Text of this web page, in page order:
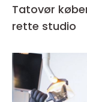
Tatovør københavn sådan
rette studio